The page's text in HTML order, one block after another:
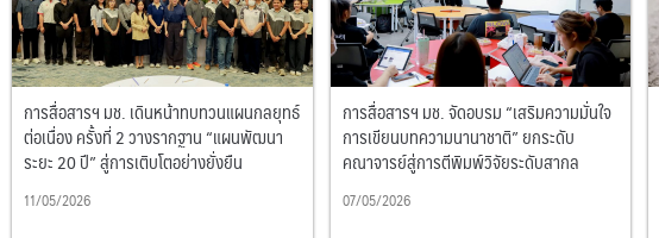
การสื่อสารฯ มช. เดินหน้าทบทวนแผนกลยุทธ์
ต่อเนื่อง ครั้งที่ 2 วางรากฐาน “แผนพัฒนา
ระยะ 20 ปี” สู่การเติบโตอย่างยั่งยืน
11/05/2026
การสื่อสารฯ มช. จัดอบรม “เสริมความมั่นใจ
การเขียนบทความนานาชาติ” ยกระดับ
คณาจารย์สู่การตีพิมพ์วิจัยระดับสากล
07/05/2026